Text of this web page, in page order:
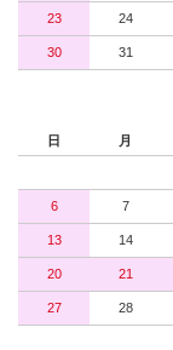
23 24
30 31
日 月
6 7
13 14
20 21
27 28